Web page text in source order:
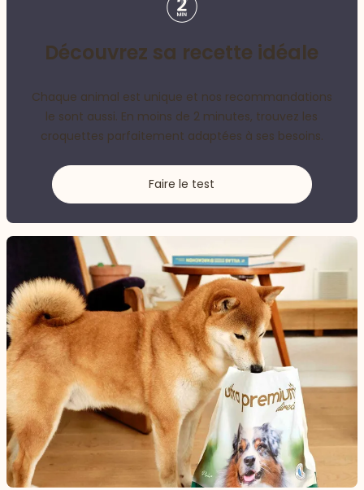
Découvrez sa recette idéale
Chaque animal est unique et nos recommandations
le sont aussi. En moins de 2 minutes, trouvez les
croquettes parfaitement adaptées à ses besoins.
Faire le test